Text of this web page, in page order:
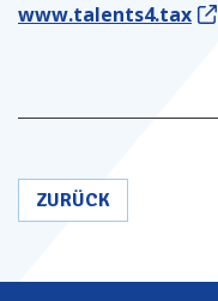
www.talents4.tax
ZURÜCK